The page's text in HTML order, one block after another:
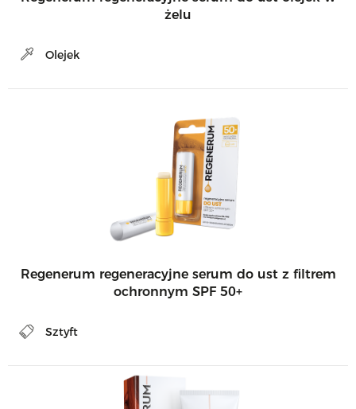
żelu
Olejek
Regenerum regeneracyjne serum do ust z filtrem
ochronnym SPF 50+
Sztyft